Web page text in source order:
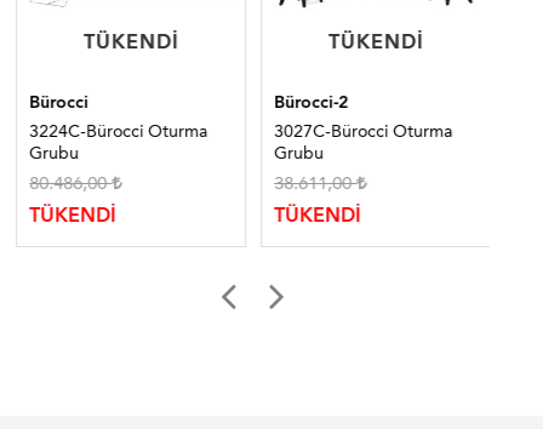
TÜKENDI
TÜKENDI
Bürocci
3224C-Bürocci Oturma
Grubu
80.486,00
TÜKENDİ
TÜKENDI
TÜKENDI
Bürocci-2
3027C-Bürocci Oturma
Grubu
38.611,00
TÜKENDİ